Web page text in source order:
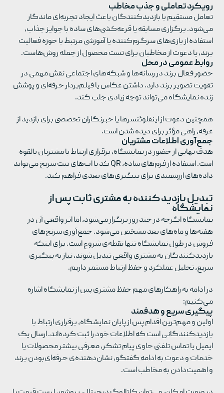
رویکرد تعاملی و جذب مخاطب
تعامل مستقیم با بازدیدکنندگان باعث ایجاد تجربه‌ای ماندگار
می‌شود. برگزاری مسابقه یا قرعه‌کشی‌های ساده با جوایز جذاب،
استفاده از بازی‌های سرگرم‌کننده یا آموزشی مرتبط با حوزه فعالیت
برند، یا دعوت از مخاطبان برای تست محصول از جمله روش‌هاست.
روابط عمومی در محل
حضور فعال برند در رسانه‌ها و شبکه‌های اجتماعی نقش مهمی در
تقویت تصویر برند دارد. داشتن عکاس یا فیلم‌بردار حرفه‌ای و پوشش
زنده نمایشگاه می‌تواند توجه زیادی جلب کند.
همچنین دعوت از اینفلوئنسرها یا خبرنگاران تخصصی برای بازدید از
غرفه، راهی مؤثر برای دیده شدن است.
جمع‌آوری اطلاعات مشتریان
هدف نهایی از حضور در نمایشگاه، برقراری ارتباط با مشتریان بالقوه
است. استفاده از فرم‌های ساده، QR کد یا اپ‌های ثبت سرنخ می‌تواند
داده‌های ارزشمندی برای پیگیری‌های بعدی فراهم کند.
تبدیل بازدید کننده به مشتری ثابت پس از
نمایشگاه
نمایشگاه اگرچه در چند روز برگزار می‌شود، اما اثر واقعی آن در
هفته‌ها و ماه‌های بعد مشخص می‌شود. جمع‌آوری سرنخ‌های
فروش در طول نمایشگاه تنها نقطه‌ی شروع است. برای اینکه
بازدیدکنندگان به مشتری واقعی تبدیل شوند، نیاز به پیگیری
سریع، تحلیل عملکرد و حفظ ارتباط مستمر داریم.
در ادامه به راهکارهای مهم حفظ مشتری پس از نمایشگاه اشاره
می‌کنیم:
پیگیری سریع و هدفمند
اولین و مهم‌ترین اقدام پس از پایان نمایشگاه، برقراری ارتباط با
بازدیدکنندگانی است که اطلاعات خود را ثبت کرده‌اند. ارسال یک
ایمیل یا تماس تلفنی حاوی پیام تشکر، معرفی بیشتر محصولات یا
خدمات و دعوت به ادامه گفتگو، نشان‌دهنده‌ی حرفه‌ای‌بودن برند
و اهمیت‌دادن به مخاطب است.